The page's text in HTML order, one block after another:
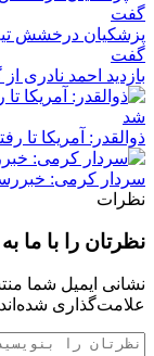
پزشکیان درخشش
گفت
بازدید احمد نادری
ذوالقدر: آمریکا تا
سردار کرمی:
نظرات
نظرتان را با ما
نشانی ایمیل شما
علامت‌گذاری شده‌اند